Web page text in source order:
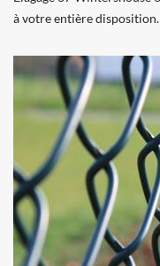
à votre entière disposition.